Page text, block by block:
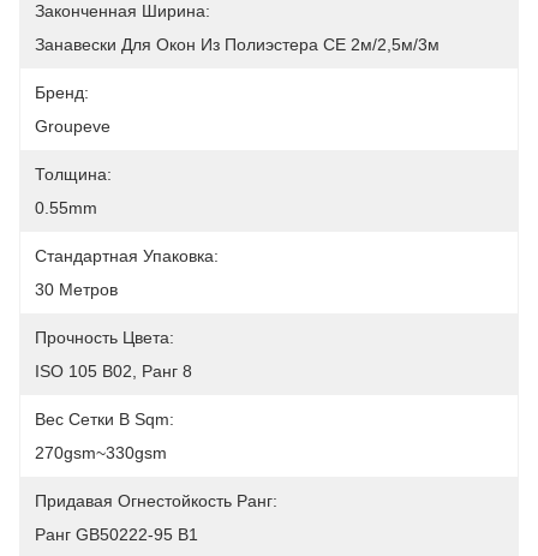
Законченная Ширина:
Занавески Для Окон Из Полиэстера CE 2м/2,5м/3м
Бренд:
Groupeve
Толщина:
0.55mm
Стандартная Упаковка:
30 Метров
Прочность Цвета:
ISO 105 B02, Ранг 8
Вес Сетки В Sqm:
270gsm~330gsm
Придавая Огнестойкость Ранг:
Ранг GB50222-95 B1